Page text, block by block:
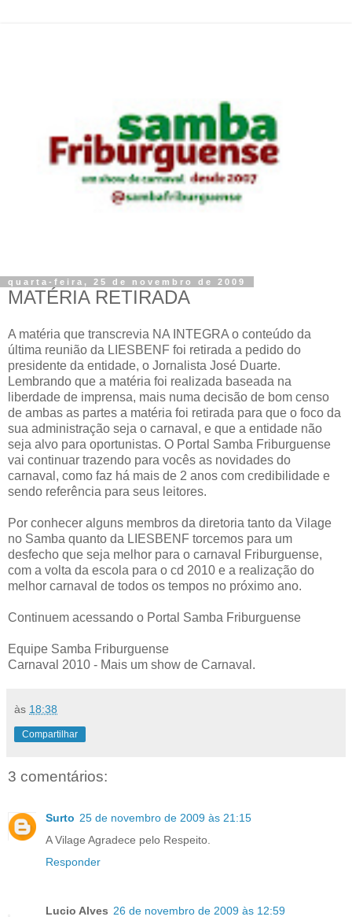
quarta-feira, 25 de novembro de 2009
MATÉRIA RETIRADA
A matéria que transcrevia NA INTEGRA o conteúdo da
última reunião da LIESBENF foi retirada a pedido do
presidente da entidade, o Jornalista José Duarte.
Lembrando que a matéria foi realizada baseada na
liberdade de imprensa, mais numa decisão de bom censo
de ambas as partes a matéria foi retirada para que o foco da
sua administração seja o carnaval, e que a entidade não
seja alvo para oportunistas. O Portal Samba Friburguense
vai continuar trazendo para vocês as novidades do
carnaval, como faz há mais de 2 anos com credibilidade e
sendo referência para seus leitores.
Por conhecer alguns membros da diretoria tanto da Vilage
no Samba quanto da LIESBENF torcemos para um
desfecho que seja melhor para o carnaval Friburguense,
com a volta da escola para o cd 2010 e a realização do
melhor carnaval de todos os tempos no próximo ano.
Continuem acessando o Portal Samba Friburguense
Equipe Samba Friburguense
Carnaval 2010 - Mais um show de Carnaval.
às 18:38
Compartilhar
3 comentários:
Surto 25 de novembro de 2009 às 21:15
A Vilage Agradece pelo Respeito.
Responder
Lucio Alves 26 de novembro de 2009 às 12:59